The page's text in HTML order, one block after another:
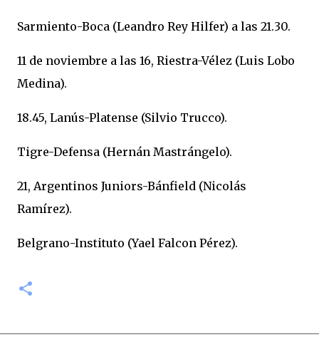
Sarmiento-Boca (Leandro Rey Hilfer) a las 21.30.
11 de noviembre a las 16, Riestra-Vélez (Luis Lobo
Medina).
18.45, Lanús-Platense (Silvio Trucco).
Tigre-Defensa (Hernán Mastrángelo).
21, Argentinos Juniors-Bánfield (Nicolás
Ramírez).
Belgrano-Instituto (Yael Falcon Pérez).